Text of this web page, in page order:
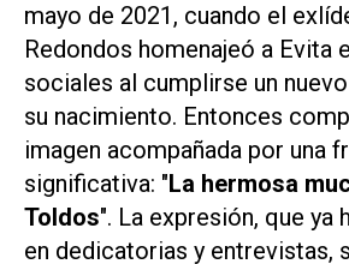
mayo de 2021, cuando el
Redondos homenajeó a Evita
sociales al cumplirse un
su nacimiento. Entonces
imagen acompañada por una
significativa: "La hermosa
Toldos". La expresión, que ya
en dedicatorias y entrevistas,